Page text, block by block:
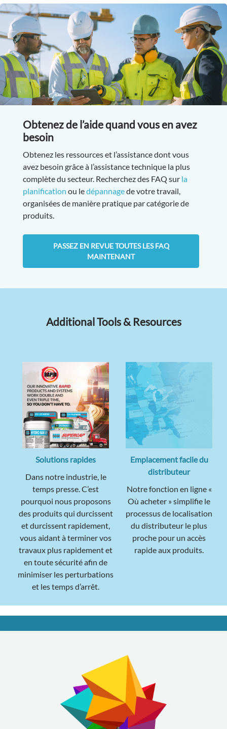
Obtenez de l’aide quand vous en avez
besoin
Obtenez les ressources et l’assistance dont vous
avez besoin grâce à l’assistance technique la plus
complète du secteur. Recherchez des FAQ sur la
planification ou ledépannagede votre travail,
organisées de manière pratique par catégorie de
produits.
PASSEZ EN REVUE TOUTES LES FAQ
MAINTENANT
Additional Tools & Resources
Solutions rapides
Dans notre industrie, le
temps presse. C’est
pourquoi nous proposons
des produits qui durcissent
et durcissent rapidement,
vous aidant à terminer vos
travaux plus rapidement et
en toute sécurité afin de
minimiser les perturbations
et les temps d’arrêt.
Emplacement facile du
distributeur
Notre fonction en ligne «
Où acheter » simplifie le
processus de localisation
du distributeur le plus
proche pour un accès
rapide aux produits.